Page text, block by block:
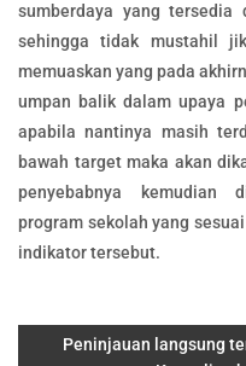
sumberdaya yang tersedia
sehingga tidak mustahil
memuaskan yang pada
umpan balik dalam upaya
apabila nantinya masih
bawah target maka akan
penyebabnya kemudian
program sekolah yang
indikator tersebut.
Peninjauan langsung